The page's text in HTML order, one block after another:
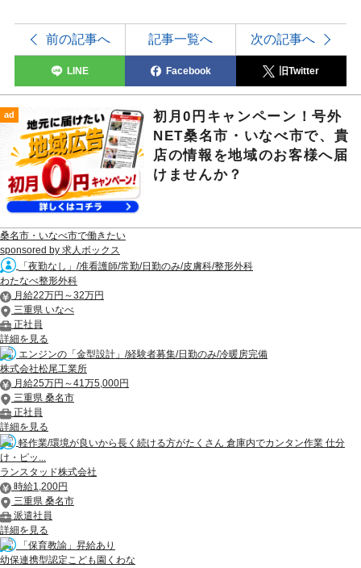
前の記事へ 記事一覧へ 次の記事へ
LINE Facebook 旧Twitter
ad
初月0円キャンペーン！号外
NET桑名市・いなべ市で、貴
店の情報を地域のお客様へ届
けませんか？
桑名市・いなべ市で働きたい
sponsored by 求人ボックス
「夜勤なし」/准看護師/常勤/日勤のみ/皮膚科/整形外科
わたなべ整形外科
月給22万円～32万円
三重県 いなべ
正社員
詳細を見る
エンジンの「金型設計」/経験者募集/日勤のみ/冷暖房完備
株式会社松尾工業所
月給25万円～41万5,000円
三重県 桑名市
正社員
詳細を見る
軽作業/環境が良いから長く続ける方がたくさん 倉庫内でカンタン作業 仕分
け・ピッ...
ランスタッド株式会社
時給1,200円
三重県 桑名市
派遣社員
詳細を見る
「保育教諭」昇給あり
幼保連携型認定こども園くわな